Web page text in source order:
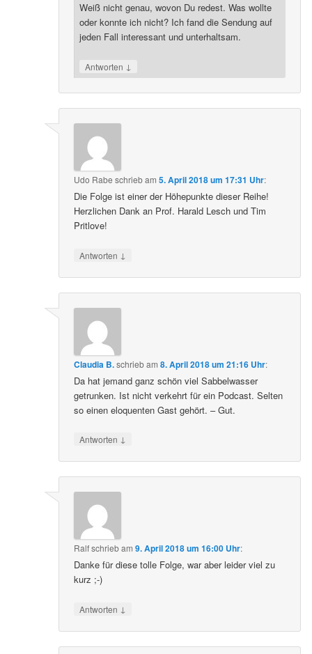
Weiß nicht genau, wovon Du redest. Was wollte
oder konnte ich nicht? Ich fand die Sendung auf
jeden Fall interessant und unterhaltsam.
Antworten ↓
Udo Rabe schriebam5. April 2018 um 17:31 Uhr:
Die Folge ist einer der Höhepunkte dieser Reihe!
Herzlichen Dank an Prof. Harald Lesch und Tim
Pritlove!
Antworten ↓
Claudia B.schriebam8. April 2018 um 21:16 Uhr:
Da hat jemand ganz schön viel Sabbelwasser
getrunken. Ist nicht verkehrt für ein Podcast. Selten
so einen eloquenten Gast gehört. – Gut.
Antworten ↓
Ralfschriebam9. April 2018 um 16:00 Uhr:
Danke für diese tolle Folge, war aber leider viel zu
kurz ;-)
Antworten ↓